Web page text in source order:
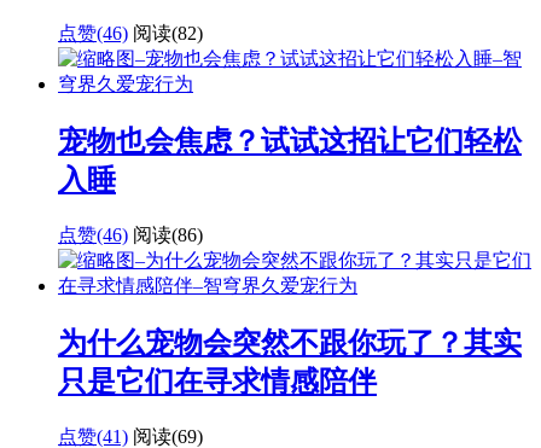
点赞(46) 阅读(82)
宠物也会焦虑？试试这招让它们轻松
入睡
点赞(46) 阅读(86)
为什么宠物会突然不跟你玩了？其实
只是它们在寻求情感陪伴
点赞(41) 阅读(69)